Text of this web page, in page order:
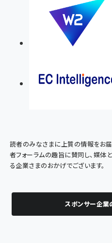
読者のみなさまに上質の情報をお届
者フォーラムの趣旨に賛同し、媒体
る企業さまのおかげでございます。
スポンサー企業